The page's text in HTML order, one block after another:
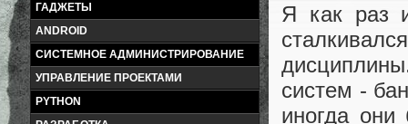
ГАДЖЕТЫ
ANDROID
СИСТЕМНОЕ АДМИНИСТРИРОВАНИЕ
УПРАВЛЕНИЕ ПРОЕКТАМИ
PYTHON
Я как раз
систем -
иногда